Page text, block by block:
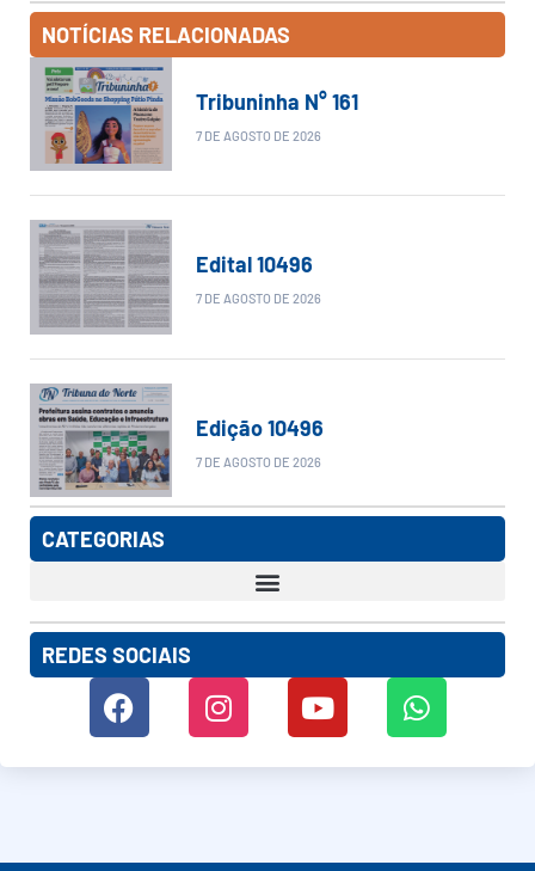
NOTÍCIAS RELACIONADAS
Tribuninha N° 161
7 DE AGOSTO DE 2026
Edital 10496
7 DE AGOSTO DE 2026
Edição 10496
7 DE AGOSTO DE 2026
CATEGORIAS
REDES SOCIAIS